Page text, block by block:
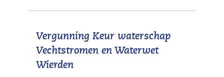
n
n
d
e
j
t
n
Vergunning Keur waterschap
Vechtstromen en Waterwet
Wierden(